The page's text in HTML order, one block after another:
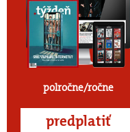
polročne/ročne
predplatiť